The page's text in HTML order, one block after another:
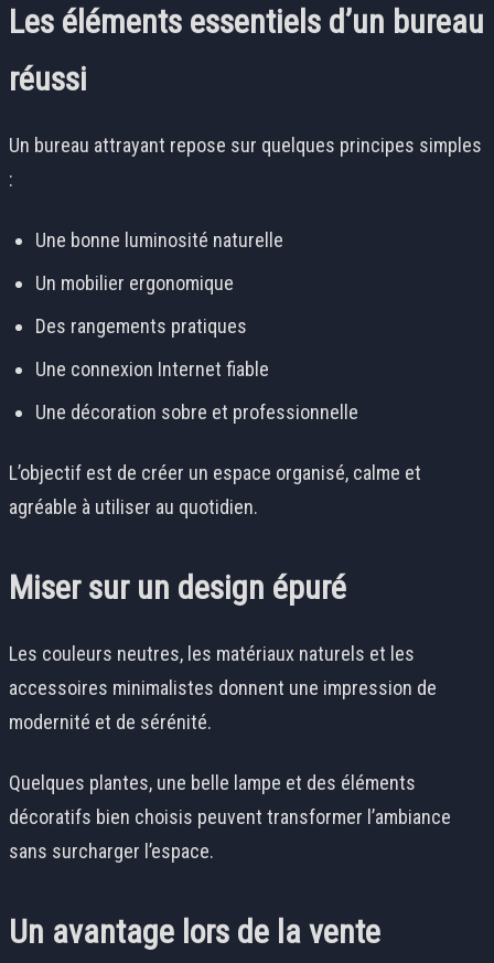
Les éléments essentiels d’un bureau
réussi
Un bureau attrayant repose sur quelques principes simples
:
Une bonne luminosité naturelle
Un mobilier ergonomique
Des rangements pratiques
Une connexion Internet fiable
Une décoration sobre et professionnelle
L’objectif est de créer un espace organisé, calme et
agréable à utiliser au quotidien.
Miser sur un design épuré
Les couleurs neutres, les matériaux naturels et les
accessoires minimalistes donnent une impression de
modernité et de sérénité.
Quelques plantes, une belle lampe et des éléments
décoratifs bien choisis peuvent transformer l’ambiance
sans surcharger l’espace.
Un avantage lors de la vente